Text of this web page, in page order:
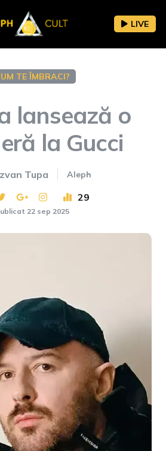
LIVE
TE ÎMBRACI?
lansează o
la Gucci
Tupa Aleph
29
22 sep 2025